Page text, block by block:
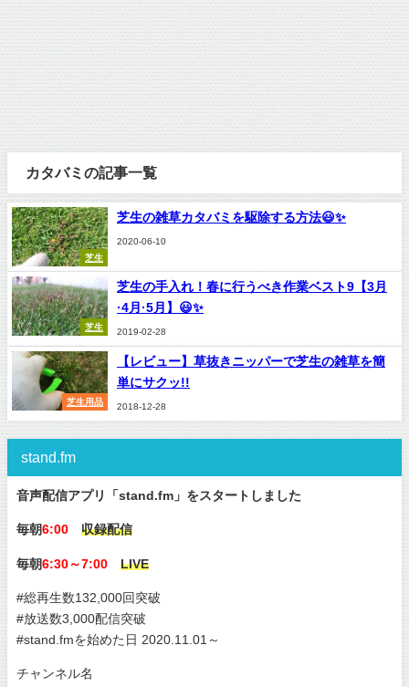
カタバミの記事一覧
芝生
芝生の雑草カタバミを駆除する方法😃✨
2020-06-10
芝生
芝生の手入れ！春に行うべき作業ベスト9【3月
·4月·5月】😃✨
2019-02-28
芝生用品
【レビュー】草抜きニッパーで芝生の雑草を簡
単にサクッ!!
2018-12-28
stand.fm
音声配信アプリ「stand.fm」をスタートしました
毎朝6:00 収録配信
毎朝6:30～7:00 LIVE
#総再生数132,000回突破
#放送数3,000配信突破
#stand.fmを始めた日 2020.11.01～
チャンネル名